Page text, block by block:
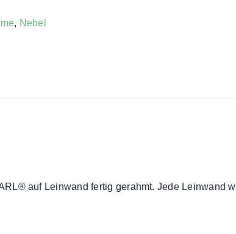
, Nebel
auf Leinwand fertig gerahmt. Jede Leinwand